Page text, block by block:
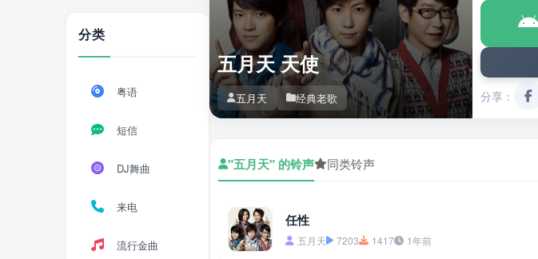
分类
粤语
短信
DJ舞曲
来电
流行金曲
五月天 天使
五月天 经典老歌 分享：
"五月天" 的铃声 同类铃声
任性
五月天 7203 1417 1年前